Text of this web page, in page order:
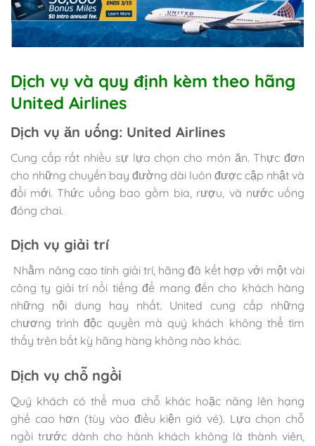
Dịch vụ và quy định kèm theo hãng
United Airlines
Dịch vụ ăn uống: United Airlines
Cung cấp rất nhiều sự lựa chọn cho món ăn. Thực đơn
cho những chuyến bay đường dài luôn được cập nhật và
đổi mới. Thức uống bao gồm bia, rượu, và nước uống
đóng chai.
Dịch vụ giải trí
Nhằm nâng cao tính giải trí, hãng đã kết hợp với một vài
công ty giải trí nổi tiếng để mang đến cho khách hàng
những nội dung hay nhất. United cung cấp những
chương trình độc quyền mà quý khách không thể tìm
thấy trên bất kỳ hãng hàng không nào khác.
Dịch vụ chỗ ngồi
Quý khách có thể mua chỗ khác hoặc nâng lên hạng
ghế cao hơn (tùy vào điều kiện giá vé). Lựa chọn chỗ
ngồi trước dành cho hành khách không là thành viên,